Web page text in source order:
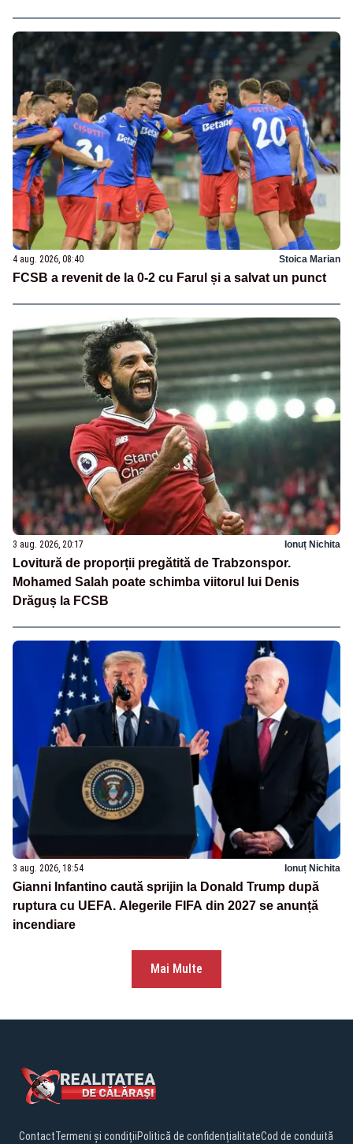
4 aug. 2026, 08:40 Stoica Marian
FCSB a revenit de la 0-2 cu Farul și a salvat un punct
3 aug. 2026, 20:17 Ionuț Nichita
Lovitură de proporții pregătită de Trabzonspor.
Mohamed Salah poate schimba viitorul lui Denis
Drăguș la FCSB
3 aug. 2026, 18:54 Ionuț Nichita
Gianni Infantino caută sprijin la Donald Trump după
ruptura cu UEFA. Alegerile FIFA din 2027 se anunță
incendiare
Mai Multe
ContactTermeni și condițiiPolitică de confidențialitateCod de conduită